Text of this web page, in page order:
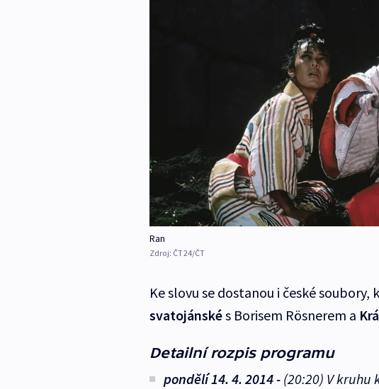
Ran
Zdroj: ČT24/ČT
Ke slovu se dostanou i české
svatojánskés Borisem Rösnerem a
Detailní rozpis programu
pondělí 14. 4. 2014- (20:20) V